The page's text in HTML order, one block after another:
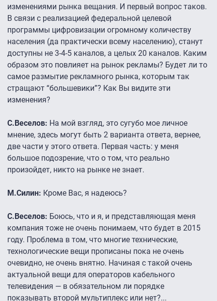
изменениями рынка вещания. И первый вопрос таков.
В связи с реализацией федеральной целевой
программы цифровизации огромному количеству
населения (да практически всему населению), станут
доступны не 3-4-5 каналов, а целых 20 каналов. Каким
образом это повлияет на рынок рекламы? Будет ли то
самое размытие рекламного рынка, которым так
стращают “большевики”? Как Вы видите эти
изменения?
С.Веселов: На мой взгляд, это сугубо мое личное
мнение, здесь могут быть 2 варианта ответа, вернее,
две части у этого ответа. Первая часть: у меня
большое подозрение, что о том, что реально
произойдет, никто на рынке не знает.
М.Силин: Кроме Вас, я надеюсь?
С.Веселов: Боюсь, что и я, и представляющая меня
компания тоже не очень понимаем, что будет в 2015
году. Проблема в том, что многие технические,
технологические вещи прописаны пока не очень
очевидно, не очень внятно. Начиная с такой очень
актуальной вещи для операторов кабельного
телевидения — в обязательном ли порядке
показывать второй мультиплекс или нет?...